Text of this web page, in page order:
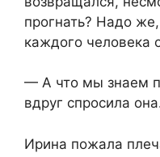
прогнать? Надо
каждого человека
— А что мы знаем
вдруг спросила
Ирина пожала